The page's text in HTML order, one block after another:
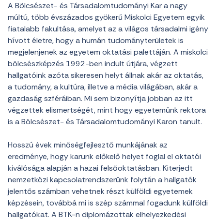
A Bölcsészet- és Társadalomtudományi Kar a nagy
múltú, több évszázados gyökerű Miskolci Egyetem egyik
fiatalabb fakultása, amelyet az a világos társadalmi igény
hívott életre, hogy a humán tudományterületek is
megjelenjenek az egyetem oktatási palettáján. A miskolci
bölcsészképzés 1992-ben indult útjára, végzett
hallgatóink azóta sikeresen helyt állnak akár az oktatás,
a tudomány, a kultúra, illetve a média világában, akár a
gazdaság szféráiban. Mi sem bizonyítja jobban az itt
végzettek elismertségét, mint hogy egyetemünk rektora
is a Bölcsészet- és Társadalomtudományi Karon tanult.
Hosszú évek minőségfejlesztő munkájának az
eredménye, hogy karunk előkelő helyet foglal el oktatói
kiválósága alapján a hazai felsőoktatásban. Kiterjedt
nemzetközi kapcsolatrendszerünk folytán a hallgatók
jelentős számban vehetnek részt külföldi egyetemek
képzésein, továbbá mi is szép számmal fogadunk külföldi
hallgatókat. A BTK-n diplomázottak elhelyezkedési